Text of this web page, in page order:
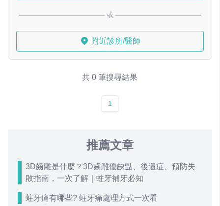
或
附近診所/醫師
共 0 筆搜尋結果
1
推薦文章
3D齒雕是什麼？3D齒雕優缺點、後遺症、預防失
敗指南，一次了解｜蛀牙補牙必知
蛀牙痛有哪些? 蛀牙痛處理方式一次看